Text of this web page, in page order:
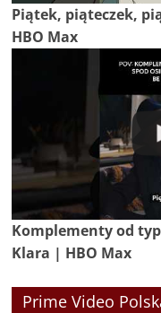
Piątek, piąteczek,
HBO Max
Komplementy od
Klara | HBO Max
Prime Video